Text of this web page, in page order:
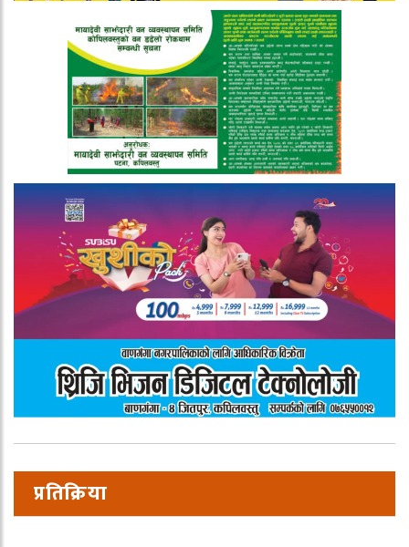
प्रतिक्रिया